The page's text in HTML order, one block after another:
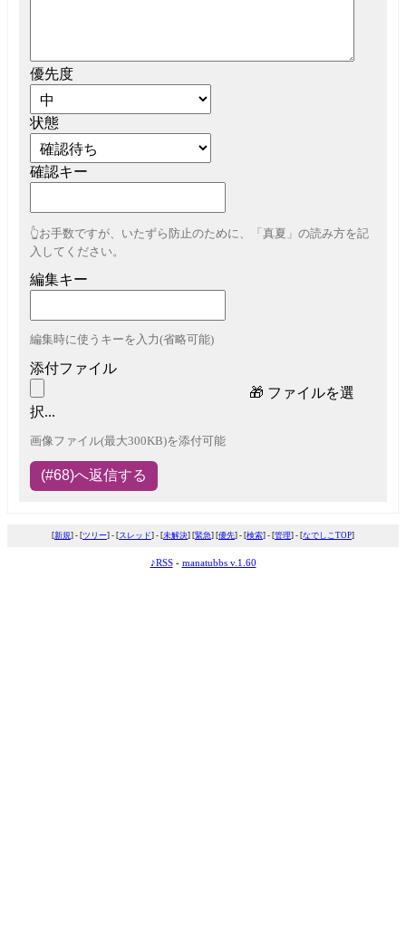
優先度
状態
確認キー
👆お手数ですが、いたずら防止のために、「真夏」の読み方を記
入してください。
編集キー
編集時に使うキーを入力(省略可能)
添付ファイル
🎁 ファイルを選
択...
画像ファイル(最大300KB)を添付可能
[新規] - [ツリー] - [スレッド] - [未解決] [緊急] [優先] - [検索] - [管理] - [なでしこTOP]
♪RSS- manatubbs v.1.60